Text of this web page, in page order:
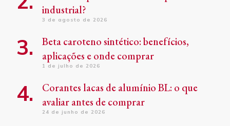
industrial?
3 de agosto de 2026
Beta caroteno sintético: benefícios,
aplicações e onde comprar
1 de julho de 2026
Corantes lacas de alumínio BL: o que
avaliar antes de comprar
24 de junho de 2026